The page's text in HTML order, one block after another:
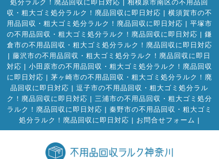
処分ラルク！廃品回収に即日対応 | 相模原市南区の不用品回
収・粗大ゴミ処分ラルク！廃品回収に即日対応 | 横須賀市の不
用品回収・粗大ゴミ処分ラルク！廃品回収に即日対応 | 平塚市
の不用品回収・粗大ゴミ処分ラルク！廃品回収に即日対応 | 鎌
倉市の不用品回収・粗大ゴミ処分ラルク！廃品回収に即日対応
| 藤沢市の不用品回収・粗大ゴミ処分ラルク！廃品回収に即日
対応 | 小田原市の不用品回収・粗大ゴミ処分ラルク！廃品回収
に即日対応 | 茅ヶ崎市の不用品回収・粗大ゴミ処分ラルク！廃
品回収に即日対応 | 逗子市の不用品回収・粗大ゴミ処分ラル
ク！廃品回収に即日対応 | 三浦市の不用品回収・粗大ゴミ処分
ラルク！廃品回収に即日対応 | 秦野市の不用品回収・粗大ゴミ
処分ラルク！廃品回収に即日対応 | お問合せフォーム |